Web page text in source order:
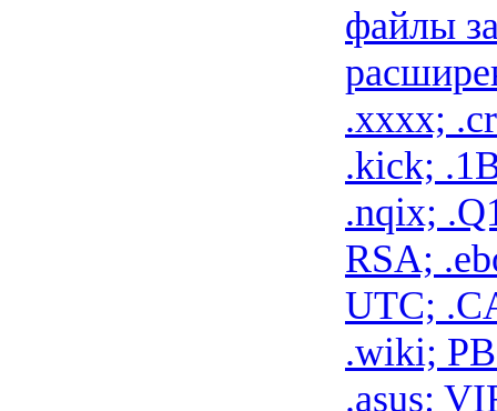
файлы
.xxxx;
.kick;
.nqix;
RSA;
UTC;
.wiki;
.asus: